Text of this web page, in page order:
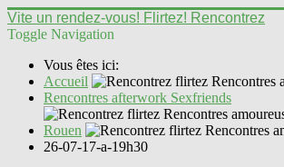
Vite un rendez-vous! Flirtez! Rencontrez
Toggle Navigation
Vous êtes ici:
Accueil
Rencontres afterwork Sexfriends
Rouen
26-07-17-a-19h30